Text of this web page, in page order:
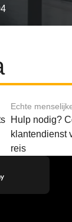
Echte
Hulp nodig?
klantendienst
reis